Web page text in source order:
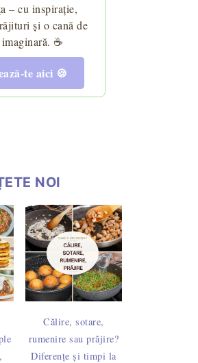
– cu inspirație,
și o cană de
☕
te aici 🍪
NOI
Călire, sotare,
rumenire sau prăjire?
Diferențe și timpi la